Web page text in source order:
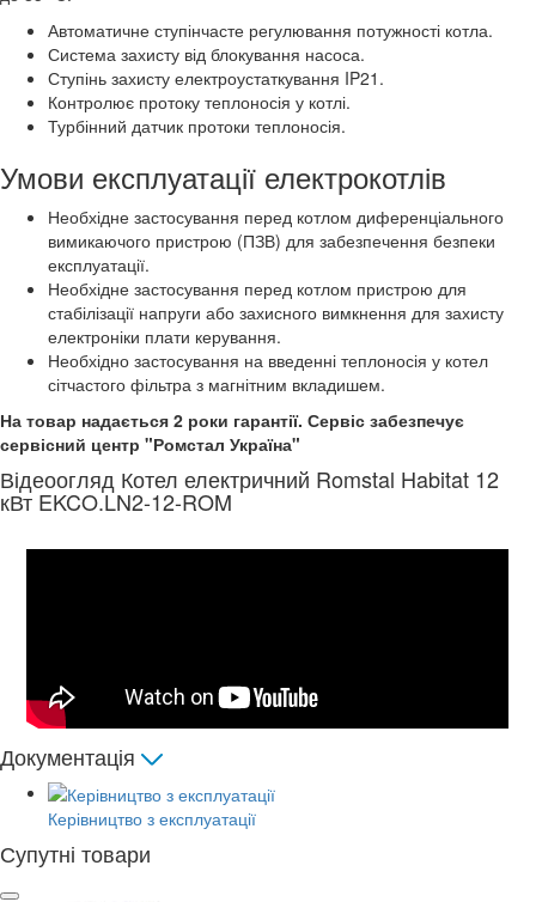
Автоматичне ступінчасте регулювання потужності котла.
Система захисту від блокування насоса.
Ступінь захисту електроустаткування IP21.
Контролює протоку теплоносія у котлі.
Турбінний датчик протоки теплоносія.
Умови експлуатації електрокотлів
Необхідне застосування перед котлом диференціального
вимикаючого пристрою (ПЗВ) для забезпечення безпеки
експлуатації.
Необхідне застосування перед котлом пристрою для
стабілізації напруги або захисного вимкнення для захисту
електроніки плати керування.
Необхідно застосування на введенні теплоносія у котел
сітчастого фільтра з магнітним вкладишем.
На товар надається 2 роки гарантії. Сервіс забезпечує
сервісний центр "Ромстал Україна"
Відеоогляд Котел електричний Romstal Habitat 12
кВт EKCO.LN2-12-ROM
Документація
Керівництво з експлуатації
Супутні товари